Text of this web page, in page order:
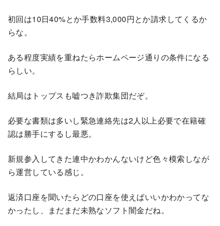
初回は10日40%とか手数料3,000円とか請求してくるか
らな。
ある程度実績を重ねたらホームページ通りの条件になる
らしい。
結局はトップスも嘘つき詐欺集団だぞ。
必要な書類は多いし緊急連絡先は2人以上必要で在籍確
認は勝手にするし最悪。
新規参入してきた連中かわかんないけど色々模索しなが
ら運営している感じ。
返済口座を聞いたらどの口座を使えばいいかわかってな
かったし、まだまだ未熟なソフト闇金だね。